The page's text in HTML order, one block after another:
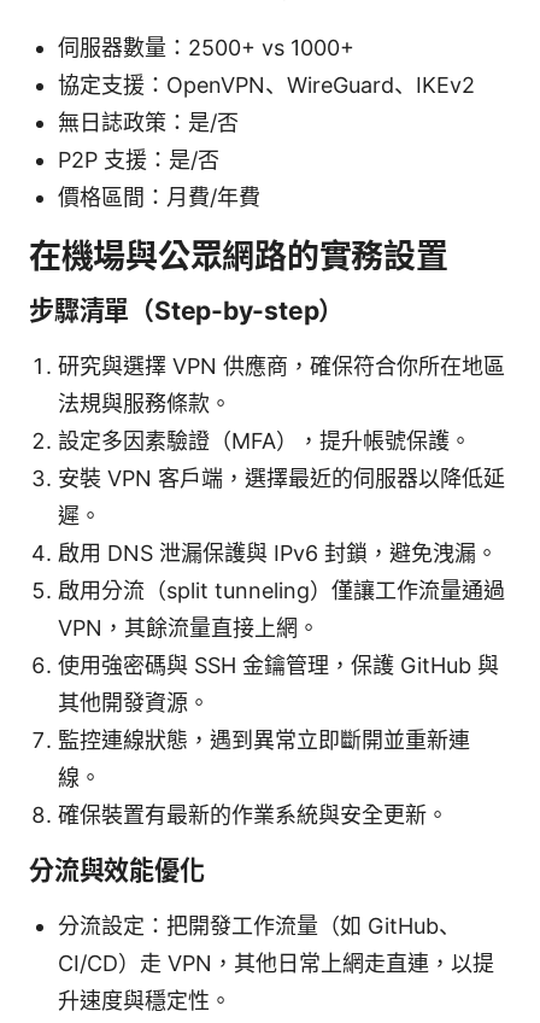
伺服器數量：2500+ vs 1000+
協定支援：OpenVPN、WireGuard、IKEv2
無日誌政策：是/否
P2P 支援：是/否
價格區間：月費/年費
在機場與公眾網路的實務設置
步驟清單（Step-by-step）
研究與選擇 VPN 供應商，確保符合你所在地區
法規與服務條款。
設定多因素驗證（MFA），提升帳號保護。
安裝 VPN 客戶端，選擇最近的伺服器以降低延
遲。
啟用 DNS 泄漏保護與 IPv6 封鎖，避免洩漏。
啟用分流（split tunneling）僅讓工作流量通過
VPN，其餘流量直接上網。
使用強密碼與 SSH 金鑰管理，保護 GitHub 與
其他開發資源。
監控連線狀態，遇到異常立即斷開並重新連
線。
確保裝置有最新的作業系統與安全更新。
分流與效能優化
分流設定：把開發工作流量（如 GitHub、
CI/CD）走 VPN，其他日常上網走直連，以提
升速度與穩定性。